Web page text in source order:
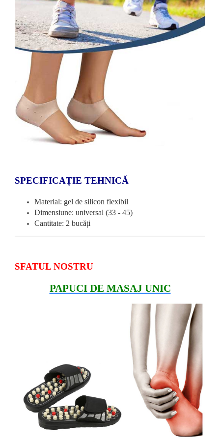
SPECIFICAȚIE TEHNICĂ
Material: gel de silicon flexibil
Dimensiune: universal (33 - 45)
Cantitate: 2 bucăți
SFATUL NOSTRU
PAPUCI DE MASAJ UNIC